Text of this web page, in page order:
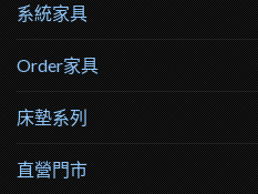
系統家具
Order家具
床墊系列
直營門市